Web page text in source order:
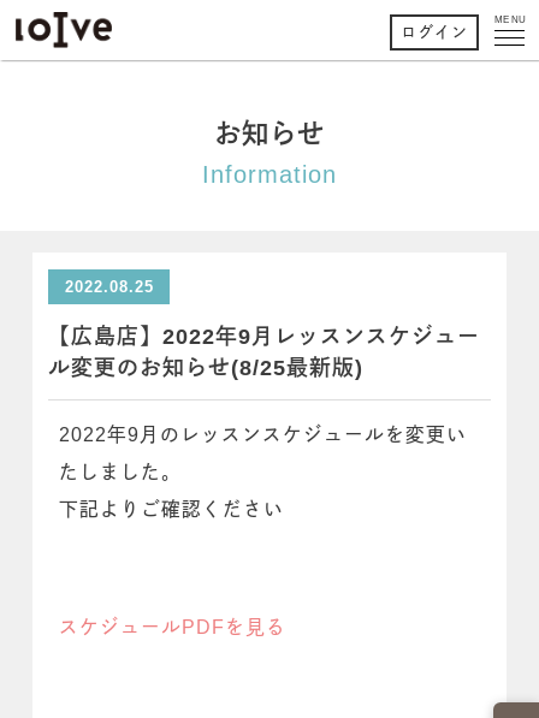
MENU
ログイン
お知らせ
Information
2022.08.25
【広島店】2022年9月レッスンスケジュー
ル変更のお知らせ(8/25最新版)
2022年9月のレッスンスケジュールを変更い
たしました。
下記よりご確認ください
スケジュールPDFを見る